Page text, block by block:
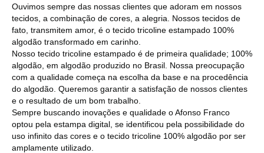
Ouvimos sempre das nossas clientes que adoram em nossos
tecidos, a combinação de cores, a alegria. Nossos tecidos de
fato, transmitem amor, é o tecido tricoline estampado 100%
algodão transformado em carinho.
Nosso tecido tricoline estampado é de primeira qualidade; 100%
algodão, em algodão produzido no Brasil. Nossa preocupação
com a qualidade começa na escolha da base e na procedência
do algodão. Queremos garantir a satisfação de nossos clientes
e o resultado de um bom trabalho.
Sempre buscando inovações e qualidade o Afonso Franco
optou pela estampa digital, se identificou pela possibilidade do
uso infinito das cores e o tecido tricoline 100% algodão por ser
amplamente utilizado.